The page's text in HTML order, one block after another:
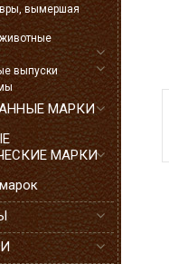
вымершая
выпуски
МАРКИ
МАРКИ